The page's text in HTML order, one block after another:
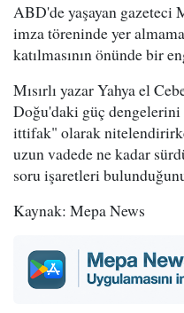
ABD'de yaşayan gazeteci
imza töreninde yer
katılmasının önünde bir
Mısırlı yazar Yahya el
Doğu'daki güç
ittifak" olarak
uzun vadede ne kadar
soru işaretleri
Kaynak: Mepa News